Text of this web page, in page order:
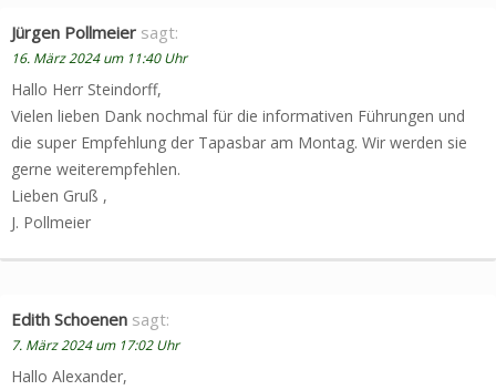
Jürgen Pollmeier sagt:
16. März 2024 um 11:40 Uhr
Hallo Herr Steindorff,
Vielen lieben Dank nochmal für die informativen Führungen und
die super Empfehlung der Tapasbar am Montag. Wir werden sie
gerne weiterempfehlen.
Lieben Gruß ,
J. Pollmeier
Edith Schoenen sagt:
7. März 2024 um 17:02 Uhr
Hallo Alexander,